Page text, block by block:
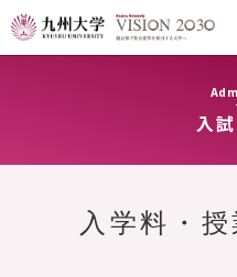
入
入学料・